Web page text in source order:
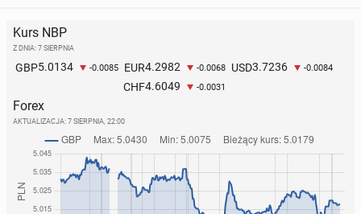
Kurs NBP
Z DNIA: 7 SIERPNIA
GBP5.0134 -0.0085 EUR4.2982 -0.0068 USD3.7236 -0.0084
CHF4.6049 -0.0031
Forex
AKTUALIZACJA: 7 SIERPNIA, 22:00